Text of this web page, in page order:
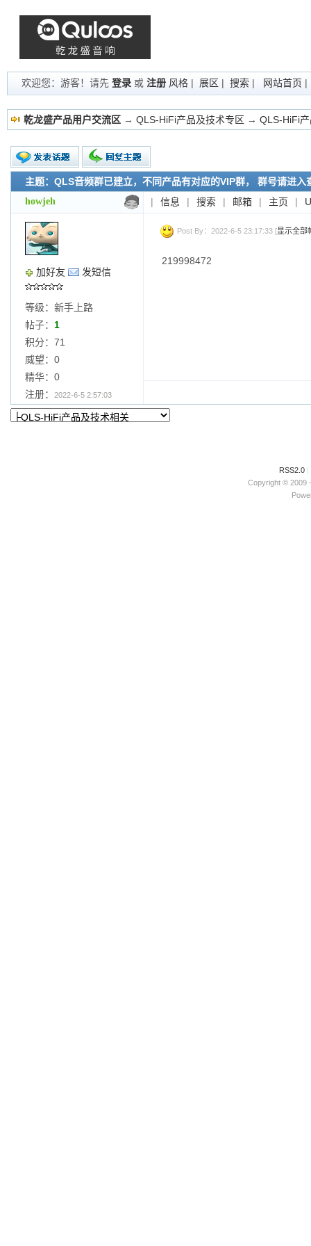
欢迎您：游客！请先 登录 或 注册 风格 | 展区 | 搜索 | 网站首页
乾龙盛产品用户交流区 → QLS-HiFi产品及技术专区 → QLS-HiFi
新的主题
投票帖
交易帖
小字报
主题：QLS音频群已建立，不同产品有对应的VIP群， 群号请进入
howjeh | 信息 | 搜索 | 邮箱 | 主页 |
加好友 发短信
等级：新手上路
帖子： 1
积分：71
威望：0
精华：0
注册：
2022-6-5 2:57:03
Post By：2022-6-5 23:17:33 [显示全部
219998472
RSS2.0 |
Copyright © 2009